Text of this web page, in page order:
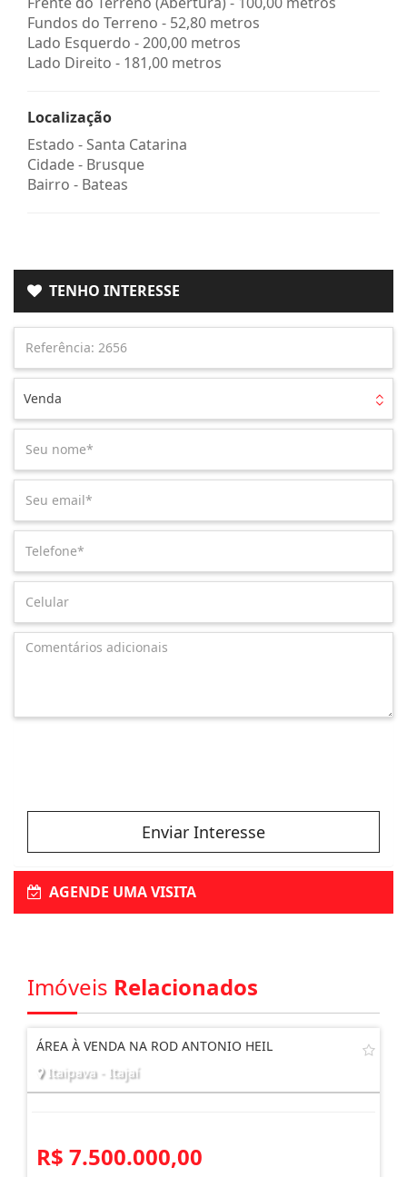
Fundos do Terreno - 52,80 metros
Lado Esquerdo - 200,00 metros
Lado Direito - 181,00 metros
Localização
Estado -Santa Catarina
Cidade - Brusque
Bairro - Bateas
TENHO INTERESSE
Venda
Enviar Interesse
AGENDE UMA VISITA
Imóveis Relacionados
ÁREA À VENDA NA ROD ANTONIO HEIL
Itaipava - Itajaí
R$ 7.500.000,00